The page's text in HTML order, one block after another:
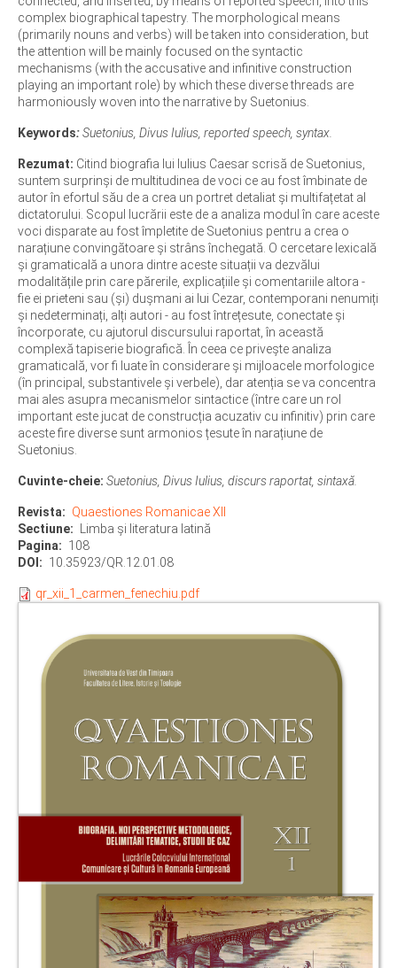
complex biographical tapestry. The morphological means
(primarily nouns and verbs) will be taken into consideration, but
the attention will be mainly focused on the syntactic
mechanisms (with the accusative and infinitive construction
playing an important role) by which these diverse threads are
harmoniously woven into the narrative by Suetonius.
Keywords:Suetonius, Divus Iulius, reported speech, syntax.
Rezumat: Citind biografia lui Iulius Caesar scrisă de Suetonius,
suntem surprinși de multitudinea de voci ce au fost îmbinate de
autor în efortul său de a crea un portret detaliat și multifațetat al
dictatorului. Scopul lucrării este de a analiza modul în care aceste
voci disparate au fost împletite de Suetonius pentru a crea o
narațiune convingătoare și strâns închegată. O cercetare lexicală
și gramaticală a unora dintre aceste situații va dezvălui
modalitățile prin care părerile, explicațiile și comentariile altora -
fie ei prieteni sau (și) dușmani ai lui Cezar, contemporani nenumiți
și nedeterminați, alți autori - au fost întrețesute, conectate și
încorporate, cu ajutorul discursului raportat, în această
complexă tapiserie biografică. În ceea ce privește analiza
gramaticală, vor fi luate în considerare și mijloacele morfologice
(în principal, substantivele și verbele), dar atenția se va concentra
mai ales asupra mecanismelor sintactice (între care un rol
important este jucat de construcția acuzativ cu infinitiv) prin care
aceste fire diverse sunt armonios țesute în narațiune de
Suetonius.
Cuvinte-cheie: Suetonius, Divus Iulius, discurs raportat, sintaxă.
Revista
Quaestiones Romanicae XII
Sectiune
Limba şi literatura latină
Pagina
108
DOI
10.35923/QR.12.01.08
qr_xii_1_carmen_fenechiu.pdf